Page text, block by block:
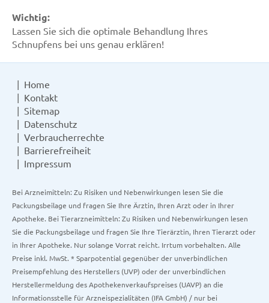
Wichtig:
Lassen Sie sich die optimale Behandlung Ihres
Schnupfens bei uns genau erklären!
Home
Kontakt
Sitemap
Datenschutz
Verbraucherrechte
Barrierefreiheit
Impressum
Bei Arzneimitteln: Zu Risiken und Nebenwirkungen lesen Sie die
Packungsbeilage und fragen Sie Ihre Ärztin, Ihren Arzt oder in Ihrer
Apotheke. Bei Tierarzneimitteln: Zu Risiken und Nebenwirkungen lesen
Sie die Packungsbeilage und fragen Sie Ihre Tierärztin, Ihren Tierarzt oder
in Ihrer Apotheke. Nur solange Vorrat reicht. Irrtum vorbehalten. Alle
Preise inkl. MwSt. * Sparpotential gegenüber der unverbindlichen
Preisempfehlung des Herstellers (UVP) oder der unverbindlichen
Herstellermeldung des Apothekenverkaufspreises (UAVP) an die
Informationsstelle für Arzneispezialitäten (IFA GmbH) / nur bei